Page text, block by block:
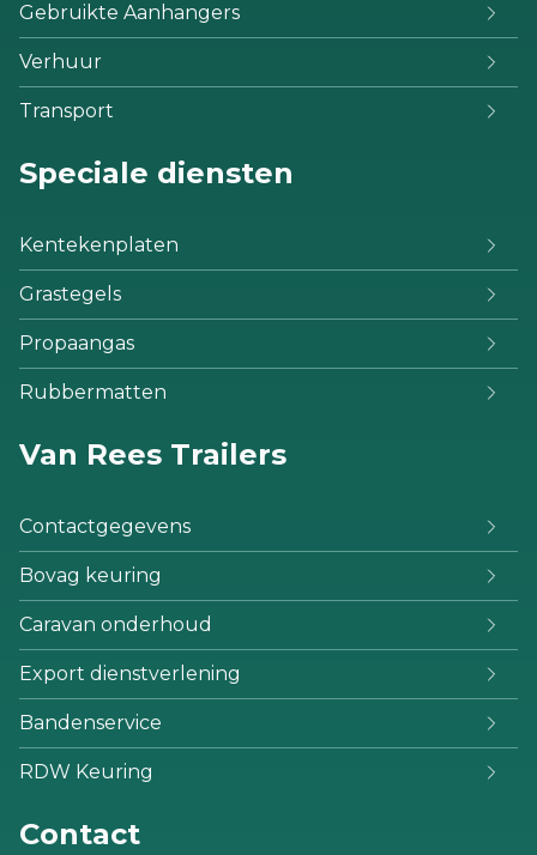
Gebruikte Aanhangers
Verhuur
Transport
Speciale diensten
Kentekenplaten
Grastegels
Propaangas
Rubbermatten
Van Rees Trailers
Contactgegevens
Bovag keuring
Caravan onderhoud
Export dienstverlening
Bandenservice
RDW Keuring
Contact